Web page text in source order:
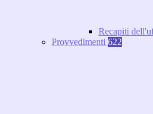
Recapiti
Provvedimenti 622